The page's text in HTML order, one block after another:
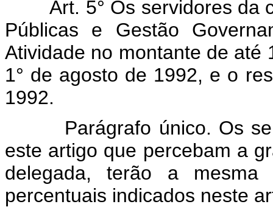
Art. 5° Os servidores da
Públicas e Gestão
Atividade no montante de até
1° de agosto de 1992, e o
1992.
Parágrafo único. Os
este artigo que percebam a
delegada, terão a
percentuais indicados neste